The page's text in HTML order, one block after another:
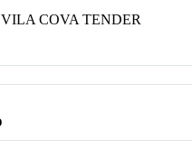
COVA TENDER